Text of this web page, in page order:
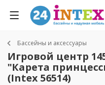
Бассейны и аксессуары
Игровой центр
"Карета
(Intex 56514)